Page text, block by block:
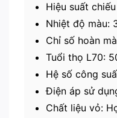
Hiệu suất
Nhiệt độ màu:
Chỉ số hoàn
Tuổi thọ L70:
Hệ số công
Điện áp sử
Chất liệu vỏ: